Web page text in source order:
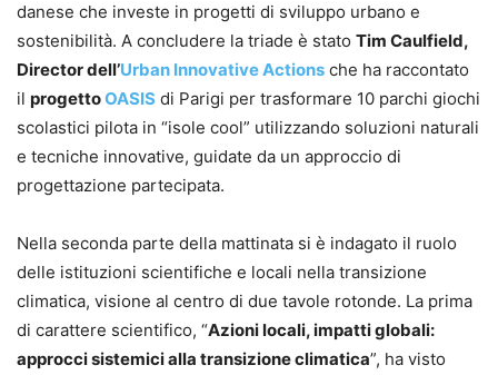
danese che investe in progetti di sviluppo urbano e
sostenibilità. A concludere la triade è stato Tim Caulfield,
Director dell’Urban Innovative Actions che ha raccontato
il progettoOASIS di Parigi per trasformare 10 parchi giochi
scolastici pilota in “isole cool” utilizzando soluzioni naturali
e tecniche innovative, guidate da un approccio di
progettazione partecipata.
Nella seconda parte della mattinata si è indagato il ruolo
delle istituzioni scientifiche e locali nella transizione
climatica, visione al centro di due tavole rotonde. La prima
di carattere scientifico, “Azioni locali, impatti globali:
approcci sistemici alla transizione climatica”, ha visto